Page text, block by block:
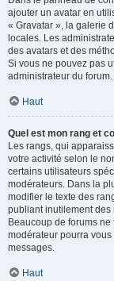
ajouter un avatar en
« Gravatar », la galerie
locales. Les
des avatars et des
Si vous ne pouvez pas
administrateur du forum.
Haut
Quel est mon rang et
Les rangs, qui
votre activité selon le
certains utilisateurs
modérateurs. Dans la
modifier le texte des
publiant inutilement des
Beaucoup de forums
modérateur pourra
messages.
Haut